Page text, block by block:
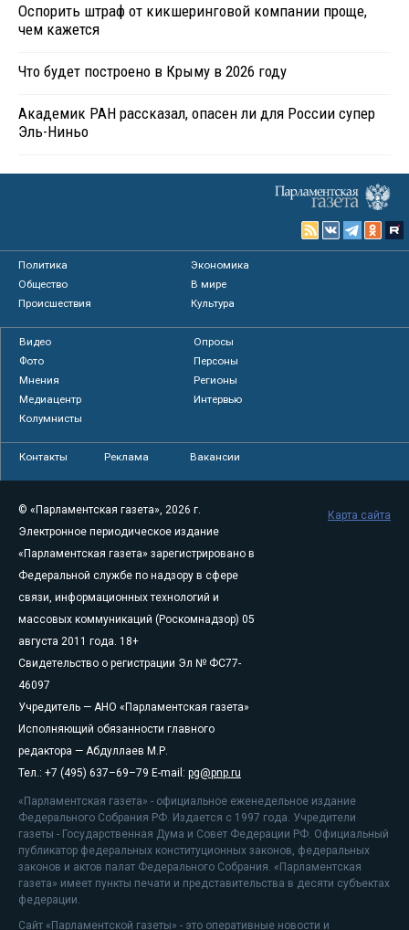
Оспорить штраф от кикшеринговой компании проще,
чем кажется
Что будет построено в Крыму в 2026 году
Академик РАН рассказал, опасен ли для России супер
Эль-Ниньо
Политика
Экономика
Общество
В мире
Происшествия
Культура
Видео
Опросы
Фото
Персоны
Мнения
Регионы
Медиацентр
Интервью
Колумнисты
Контакты Реклама Вакансии
© «Парламентская газета», 2026 г.
Электронное периодическое издание
«Парламентская газета» зарегистрировано в
Федеральной службе по надзору в сфере
связи, информационных технологий и
массовых коммуникаций (Роскомнадзор) 05
августа 2011 года. 18+
Свидетельство о регистрации Эл № ФС77-
46097
Учредитель — АНО «Парламентская газета»
Исполняющий обязанности главного
редактора — Абдуллаев М.Р.
Тел.: +7 (495) 637–69–79 E-mail: pg@pnp.ru
«Парламентская газета» - официальное еженедельное издание
Федерального Собрания РФ. Издается с 1997 года. Учредители
газеты - Государственная Дума и Совет Федерации РФ. Официальный
публикатор федеральных конституционных законов, федеральных
законов и актов палат Федерального Собрания. «Парламентская
газета» имеет пункты печати и представительства в десяти субъектах
федерации.
Сайт «Парламентской газеты» - это оперативные новости и
Карта сайта